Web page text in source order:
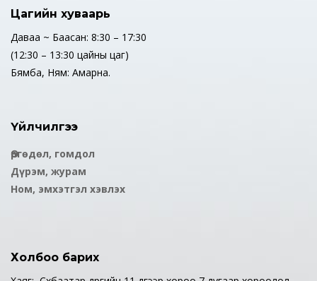
Цагийн хуваарь
Даваа ~ Баасан: 8:30 – 17:30
(12:30 – 13:30 цайны цаг)
Бямба, Ням: Амарна.
Үйлчилгээ
Өргөдөл, гомдол
Дүрэм, журам
Ном, эмхэтгэл хэвлэх
Холбоо барих